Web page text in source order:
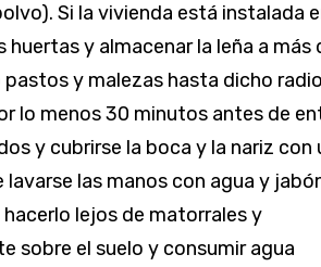
Si la vivienda está instalada
y almacenar la leña a más
y malezas hasta dicho radio
lo menos 30 minutos antes de
y cubrirse la boca y la nariz con
las manos con agua y
lejos de matorrales y
sobre el suelo y consumir agua